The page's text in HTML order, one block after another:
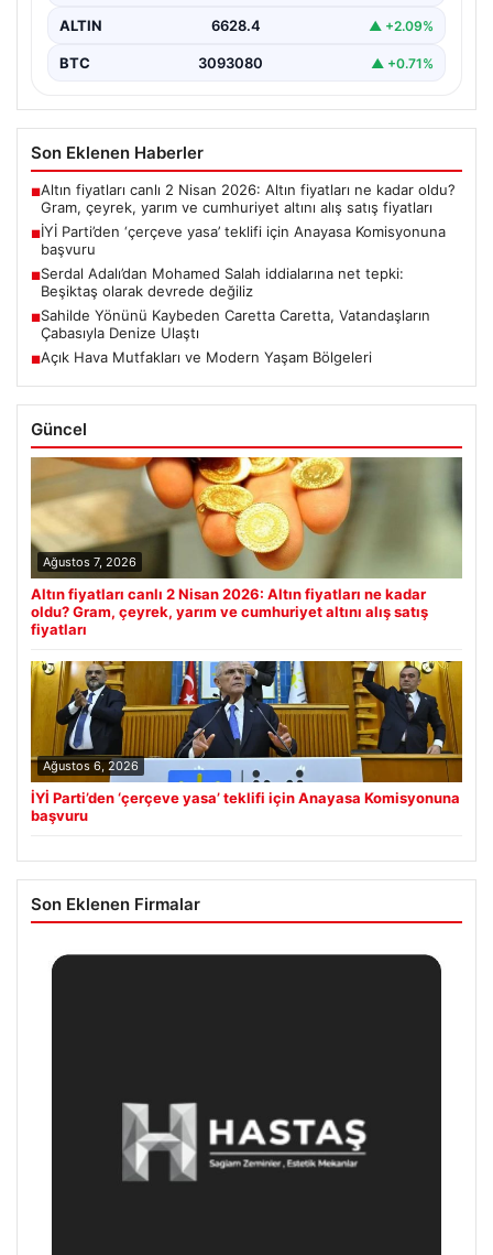
ALTIN 6628.4 ▲ +2.09%
BTC 3093080 ▲ +0.71%
Son Eklenen Haberler
■Altın fiyatları canlı 2 Nisan 2026: Altın fiyatları ne kadar oldu?
Gram, çeyrek, yarım ve cumhuriyet altını alış satış fiyatları
■İYİ Parti’den ‘çerçeve yasa’ teklifi için Anayasa Komisyonuna
başvuru
■Serdal Adalı’dan Mohamed Salah iddialarına net tepki:
Beşiktaş olarak devrede değiliz
■Sahilde Yönünü Kaybeden Caretta Caretta, Vatandaşların
Çabasıyla Denize Ulaştı
■Açık Hava Mutfakları ve Modern Yaşam Bölgeleri
Güncel
Ağustos 7, 2026
Altın fiyatları canlı 2 Nisan 2026: Altın fiyatları ne kadar
oldu? Gram, çeyrek, yarım ve cumhuriyet altını alış satış
fiyatları
Ağustos 6, 2026
İYİ Parti’den ‘çerçeve yasa’ teklifi için Anayasa Komisyonuna
başvuru
Son Eklenen Firmalar